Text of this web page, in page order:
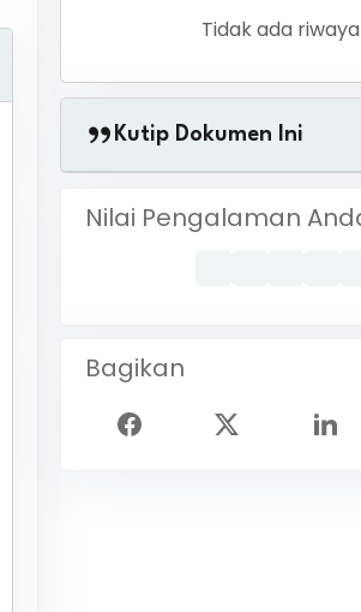
Tidak ada
Kutip Dokumen Ini
Nilai Pengalaman
Bagikan